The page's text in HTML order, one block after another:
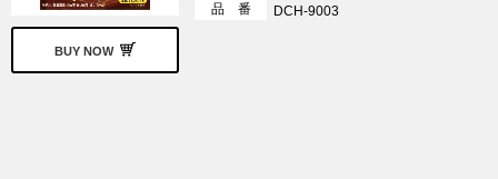
BUY NOW
品 番
DCH-9003